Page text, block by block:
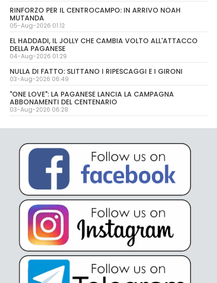
RINFORZO PER IL CENTROCAMPO: IN ARRIVO NOAH
MUTANDA
05-Aug-2026 01:12
EL HADDADI, IL JOLLY CHE CAMBIA VOLTO ALL'ATTACCO
DELLA PAGANESE
04-Aug-2026 01:29
NULLA DI FATTO: SLITTANO I RIPESCAGGI E I GIRONI
03-Aug-2026 06:49
"ONE LOVE": LA PAGANESE LANCIA LA CAMPAGNA
ABBONAMENTI DEL CENTENARIO
03-Aug-2026 06:28